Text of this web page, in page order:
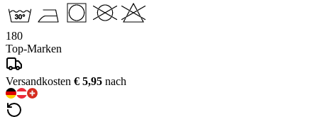
180
Top-Marken
Versandkosten € 5,95 nach